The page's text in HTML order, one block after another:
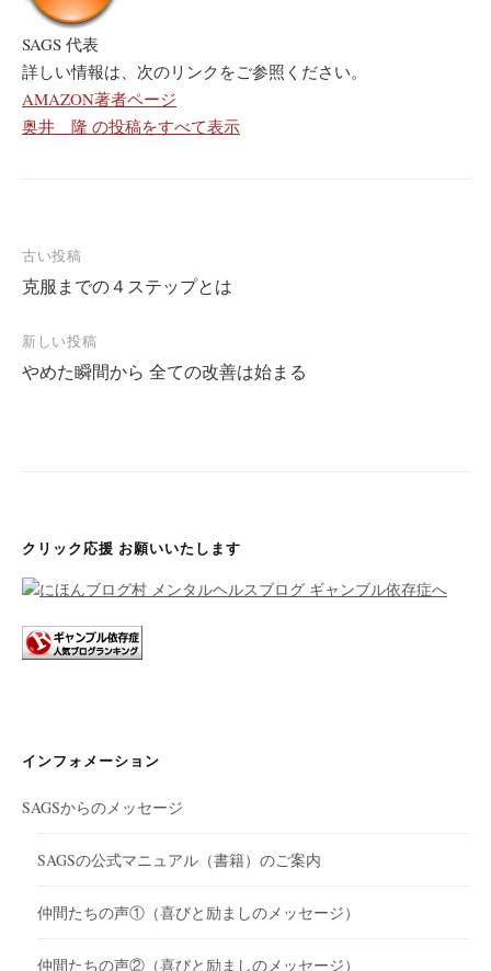
SAGS 代表
詳しい情報は、次のリンクをご参照ください。
AMAZON著者ページ
奥井 隆 の投稿をすべて表示
稿
ナ
ョ
ン
古い投稿
克服までの４ステップとは
新しい投稿
やめた瞬間から 全ての改善は始まる
クリック応援 お願いいたします
インフォメーション
SAGSからのメッセージ
SAGSの公式マニュアル（書籍）のご案内
仲間たちの声①（喜びと励ましのメッセージ）
仲間たちの声②（喜びと励ましのメッセージ）